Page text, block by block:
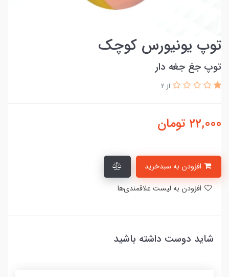
توپ یونیورس کوچک
توپ جغ جغه دار
از 2
22,000 تومان
شاید دوست داشته باشید